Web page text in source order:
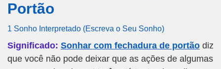
Portão
1 Sonho Interpretado (Escreva o Seu Sonho)
Significado: Sonhar com fechadura de portão diz
que você não pode deixar que as ações de algumas